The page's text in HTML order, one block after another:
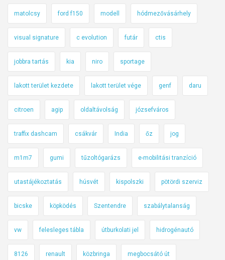
matolcsy ford f150 modell hódmezővásárhely
visual signature c evolution futár ctis
jobbra tartás kia niro sportage
lakott terület kezdete lakott terület vége genf daru
citroen agip oldaltávolság józsefváros
traffix dashcam csákvár India őz jog
m1m7 gumi tűzoltógarázs e-mobilitási tranzíció
utastájékoztatás húsvét kispolszki pötördi szerviz
bicske köpködés Szentendre szabálytalanság
vw felesleges tábla útburkolati jel hidrogénautó
8126 renault közbringa megbocsátó út